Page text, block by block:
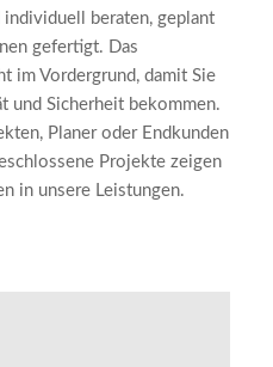
beraten, geplant
gefertigt. Das
im Vordergrund, damit Sie
und Sicherheit bekommen.
Planer oder Endkunden
Projekte zeigen
in unsere Leistungen.